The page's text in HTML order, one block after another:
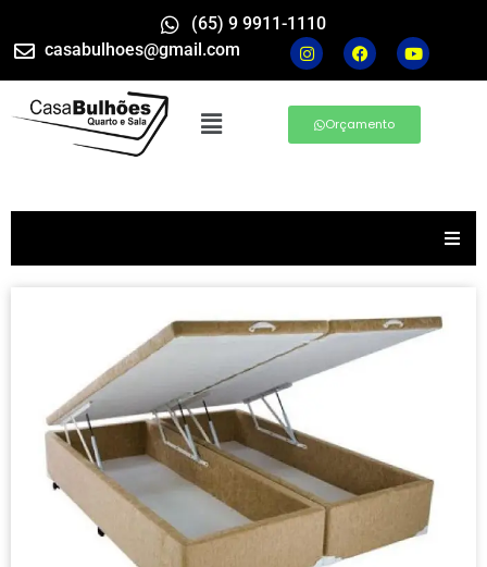
(65) 9 9911-1110
casabulhoes@gmail.com
Orçamento